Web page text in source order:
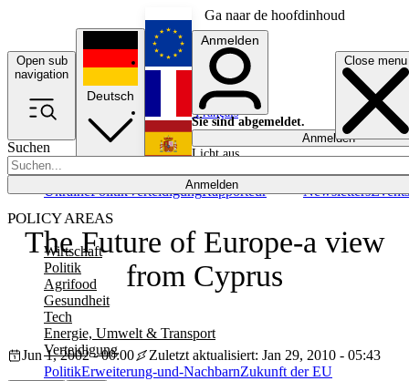
Ga naar de hoofdinhoud
Open sub
navigation
Close menu
Suchen
Anmelden
POLICY AREAS
Wirtschaft
Politik
Agrifood
Gesundheit
Tech
Energie, Umwelt & Transport
Verteidigung
UkrainePolitikVerteidigungRapporteur NewslettersEvents
Deutsch
English
Français
Anmelden
Sie sind abgemeldet.
Anmelden
Licht aus
The Future of Europe-a view
from Cyprus
Jun 1, 2002 - 00:00
Zuletzt aktualisiert: Jan 29, 2010 - 05:43
PolitikErweiterung-und-NachbarnZukunft der EU